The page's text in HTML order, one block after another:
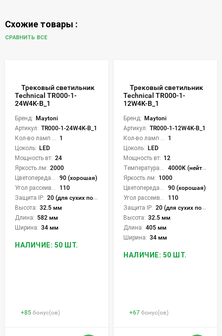
Схожие товары :
СРАВНИТЬ ВСЕ
Трековый светильник
Technical TR000-1-
24W4K-B_1
Бренд: Maytoni
Артикул: TR000-1-24W4K-B_1
Кол-во ламп или LED: 1
Цоколь: LED
Мощность вт: 24
Яркость лм: 2000
Цветопередача (CRI):
90 (хорошая)
Угол рассеивания света °:
110
Защита IP: 20 (для сухих пом.)
Высота: 32.5 мм
Длина: 582 мм
Ширина: 34 мм
НАЛИЧИЕ: 50 ШТ.
+85 бонус(ов)
Трековый светильник
Technical TR000-1-
12W4K-B_1
Бренд: Maytoni
Артикул: TR000-1-12W4K-B_1
Кол-во ламп или LED: 1
Цоколь: LED
Мощность вт: 12
Температура света:
4000K (нейтральный)
Яркость лм: 1000
Цветопередача (CRI):
90 (хорошая)
Угол рассеивания света °:
110
Защита IP: 20 (для сухих пом.)
Высота: 32.5 мм
Длина: 405 мм
Ширина: 34 мм
НАЛИЧИЕ: 50 ШТ.
+67 бонус(ов)